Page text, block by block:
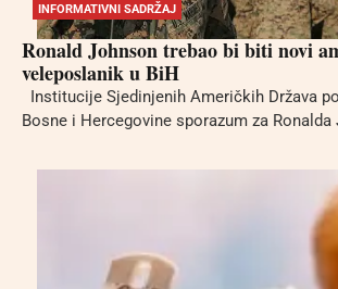
INFORMATIVNI SADRŽAJ
Ronald Johnson trebao bi biti novi
veleposlanik u BiH
Institucije Sjedinjenih Američkih Država
Bosne i Hercegovine sporazum za Ronalda